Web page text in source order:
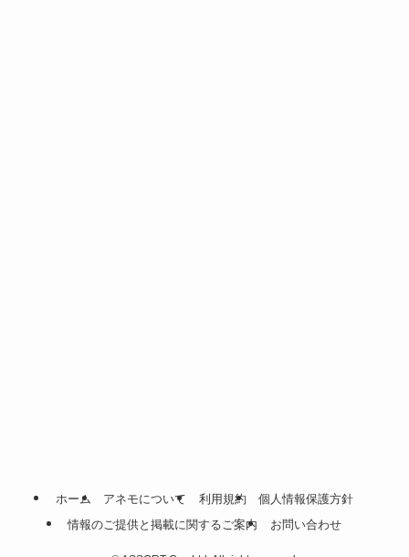
ホーム アネモについて 利用規約
個人情報保護方針
情報のご提供と掲載に関するご案内
お問い合わせ